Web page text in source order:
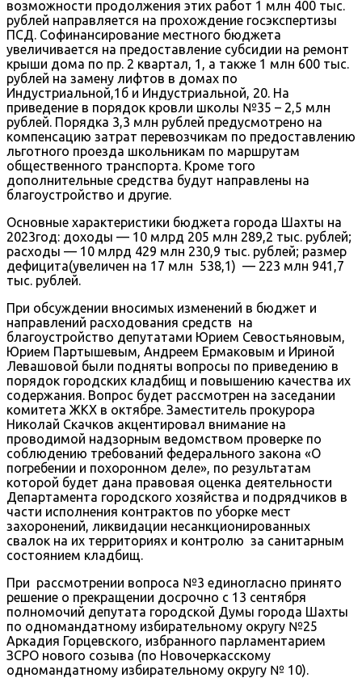
возможности продолжения этих работ 1 млн 400 тыс.
рублей направляется на прохождение госэкспертизы
ПСД. Софинансирование местного бюджета
увеличивается на предоставление субсидии на ремонт
крыши дома по пр. 2 квартал, 1, а также 1 млн 600 тыс.
рублей на замену лифтов в домах по
Индустриальной,1б и Индустриальной, 20. На
приведение в порядок кровли школы №35 – 2,5 млн
рублей. Порядка 3,3 млн рублей предусмотрено на
компенсацию затрат перевозчикам по предоставлению
льготного проезда школьникам по маршрутам
общественного транспорта. Кроме того
дополнительные средства будут направлены на
благоустройство и другие.
Основные характеристики бюджета города Шахты на
2023год: доходы — 10 млрд 205 млн 289,2 тыс. рублей;
расходы — 10 млрд 429 млн 230,9 тыс. рублей; размер
дефицита(увеличен на 17 млн 538,1) — 223 млн 941,7
тыс. рублей.
При обсуждении вносимых изменений в бюджет и
направлений расходования средств на
благоустройство депутатами Юрием Севостьяновым,
Юрием Партышевым, Андреем Ермаковым и Ириной
Левашовой были подняты вопросы по приведению в
порядок городских кладбищ и повышению качества их
содержания. Вопрос будет рассмотрен на заседании
комитета ЖКХ в октябре. Заместитель прокурора
Николай Скачков акцентировал внимание на
проводимой надзорным ведомством проверке по
соблюдению требований федерального закона «О
погребении и похоронном деле», по результатам
которой будет дана правовая оценка деятельности
Департамента городского хозяйства и подрядчиков в
части исполнения контрактов по уборке мест
захоронений, ликвидации несанкционированных
свалок на их территориях и контролю за санитарным
состоянием кладбищ.
При рассмотрении вопроса №3 единогласно принято
решение о прекращении досрочно с 13 сентября
полномочий депутата городской Думы города Шахты
по одномандатному избирательному округу №25
Аркадия Горцевского, избранного парламентарием
ЗСРО нового созыва (по Новочеркасскому
одномандатному избирательному округу № 10).